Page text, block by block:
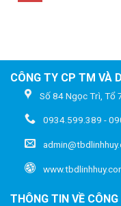
CÔNG TY CP TM VÀ
Số 84 Ngọc Trì, Tổ
0934.599.389 -
THÔNG TIN VỀ